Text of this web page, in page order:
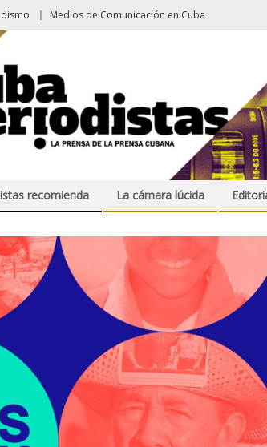
Medios de Comunicación en Cuba
recomienda La cámara lúcida